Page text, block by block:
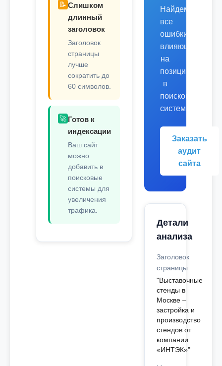
📝 Слишком
длинный
заголовок
Заголовок
страницы
лучше
сократить до
60 символов.
🚀 Готов к
индексации
Ваш сайт
можно
добавить в
поисковые
системы для
увеличения
трафика.
Найдем
все
ошибки,
влияющие
на
позиции
в
поисковых
системах.
Заказать
аудит
сайта
Детали
анализа
Заголовок
страницы
"Выставочные
стенды в
Москве –
застройка и
производство
стендов от
компании
«ИНТЭК»"